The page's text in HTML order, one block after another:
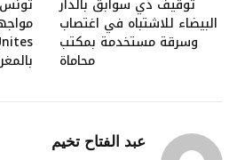
البيضاء للاشتباه في اغتصاب
وسرقة مستخدمة بمكتب
محاماة
عبد الفتاح تخيم